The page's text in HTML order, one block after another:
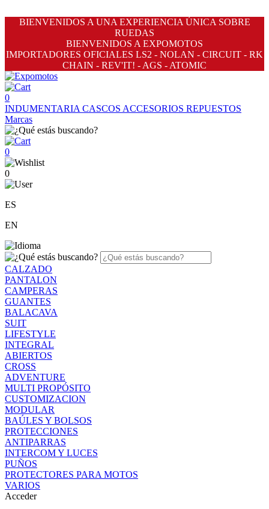
BIENVENIDOS A UNA EXPERIENCIA ÚNICA SOBRE
RUEDAS
BIENVENIDOS A EXPOMOTOS
IMPORTADORES OFICIALES LS2 - NOLAN - CIRCUIT - RK
CHAIN - REV'IT! - AGS - ATOMIC
0
INDUMENTARIA CASCOS ACCESORIOS REPUESTOS
Marcas
0
0
ES
EN
CALZADO
PANTALON
CAMPERAS
GUANTES
BALACAVA
SUIT
LIFESTYLE
INTEGRAL
ABIERTOS
CROSS
ADVENTURE
MULTI PROPÓSITO
CUSTOMIZACION
MODULAR
BAÚLES Y BOLSOS
PROTECCIONES
ANTIPARRAS
INTERCOM Y LUCES
PUÑOS
PROTECTORES PARA MOTOS
VARIOS
Acceder